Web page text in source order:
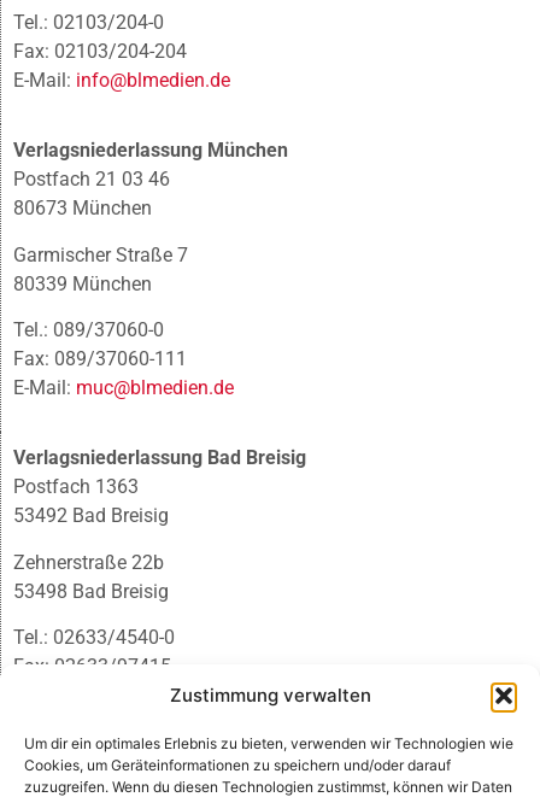
Zustimmung verwalten
Um dir ein optimales Erlebnis zu bieten, verwenden wir Technologien wie
Cookies, um Geräteinformationen zu speichern und/oder darauf
zuzugreifen. Wenn du diesen Technologien zustimmst, können wir Daten
Tel.: 02103/204-0
Fax: 02103/204-204
E-Mail: info@blmedien.de
Verlagsniederlassung München
Postfach 21 03 46
80673 München
Garmischer Straße 7
80339 München
Tel.: 089/37060-0
Fax: 089/37060-111
E-Mail: muc@blmedien.de
Verlagsniederlassung Bad Breisig
Postfach 1363
53492 Bad Breisig
Zehnerstraße 22b
53498 Bad Breisig
Tel.: 02633/4540-0
Fax: 02633/97415
infobb@blmedien.de